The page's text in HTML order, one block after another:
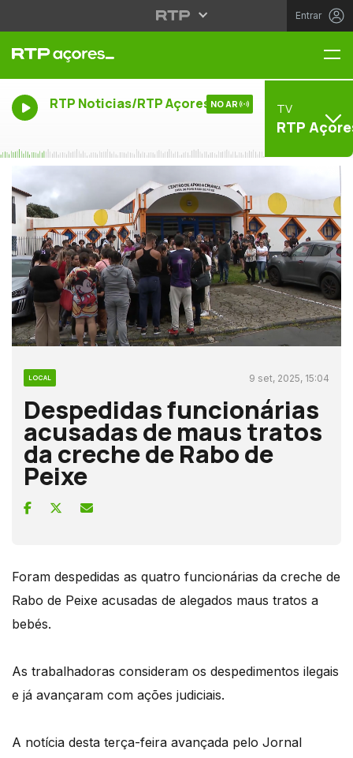
Entrar
RTP Noticias/RTP Açores NO AR TV
RTP
LOCAL 9 set, 2025, 15:04
Despedidas funcionárias
acusadas de maus tratos
da creche de Rabo de
Peixe
Foram despedidas as quatro funcionárias da creche de
Rabo de Peixe acusadas de alegados maus tratos a
bebés.
As trabalhadoras consideram os despedimentos ilegais
e já avançaram com ações judiciais.
A notícia desta terça-feira avançada pelo Jornal